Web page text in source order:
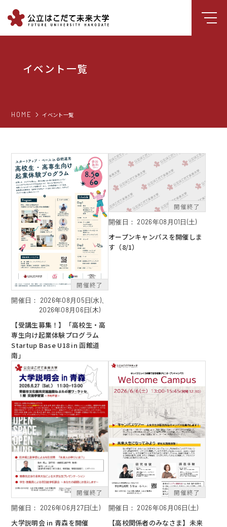
コンセプト動画
学部
就職支援
組織・センター
図書館
受験生向け情報
EN アクセス お問合せ
イベント一覧
HOME イベント一覧
開催日：
2026年08月05日(水)、
2026年08月06日(木)
【受講生募集！】「高校生・高
専生向け起業体験プログラム
Startup Base U18 in 函館道
南」
開催日： 2026年08月01日(土)
オープンキャンパスを開催しま
す（8/1）
開催日： 2026年06月27日(土)
大学説明会 in 青森を開催
開催日： 2026年06月06日(土)
【高校関係者のみなさま】未来